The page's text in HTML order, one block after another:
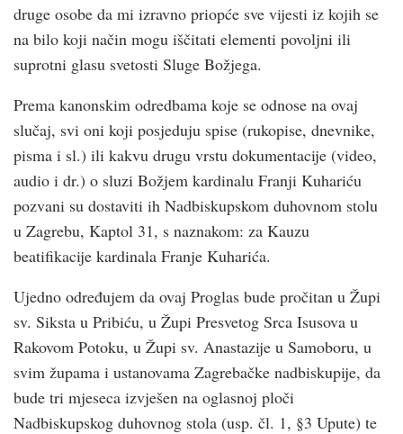
druge osobe da mi izravno priopće sve vijesti iz kojih se
na bilo koji način mogu iščitati elementi povoljni ili
suprotni glasu svetosti Sluge Božjega.
Prema kanonskim odredbama koje se odnose na ovaj
slučaj, svi oni koji posjeduju spise (rukopise, dnevnike,
pisma i sl.) ili kakvu drugu vrstu dokumentacije (video,
audio i dr.) o sluzi Božjem kardinalu Franji Kuhariću
pozvani su dostaviti ih Nadbiskupskom duhovnom stolu
u Zagrebu, Kaptol 31, s naznakom: za Kauzu
beatifikacije kardinala Franje Kuharića.
Ujedno određujem da ovaj Proglas bude pročitan u Župi
sv. Siksta u Pribiću, u Župi Presvetog Srca Isusova u
Rakovom Potoku, u Župi sv. Anastazije u Samoboru, u
svim župama i ustanovama Zagrebačke nadbiskupije, da
bude tri mjeseca izvješen na oglasnoj ploči
Nadbiskupskog duhovnog stola (usp. čl. 1, §3 Upute) te